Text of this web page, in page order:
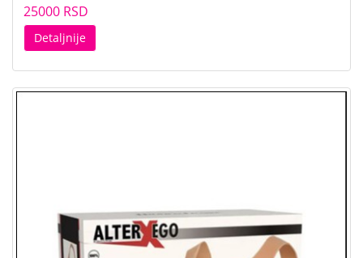
25000 RSD
Detaljnije